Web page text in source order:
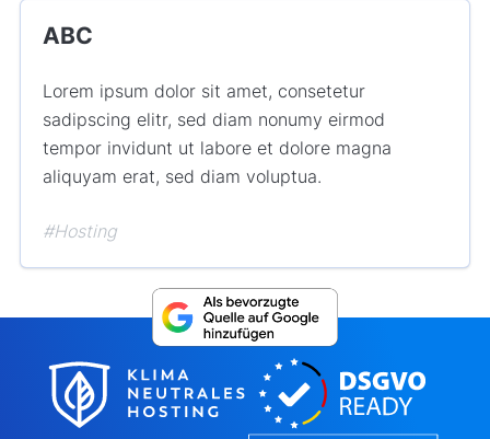
ABC
Lorem ipsum dolor sit amet, consetetur
sadipscing elitr, sed diam nonumy eirmod
tempor invidunt ut labore et dolore magna
aliquyam erat, sed diam voluptua.
#Hosting